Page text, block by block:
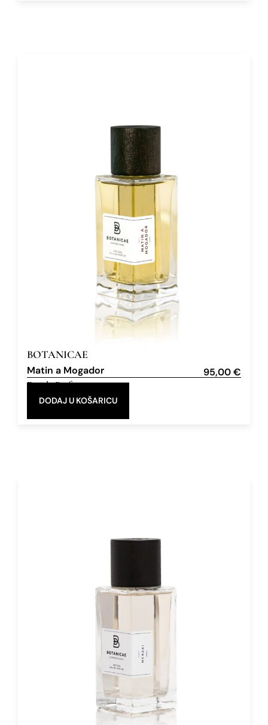
BOTANICAE
Matin a Mogador 95,00€
Eau de Parfum
DODAJ U KOŠARICU